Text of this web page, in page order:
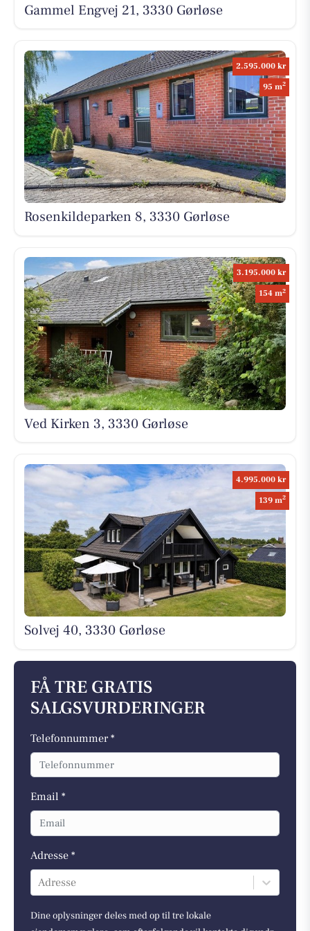
Gammel Engvej 21, 3330 Gørløse
2.595.000 kr
95 m2
Rosenkildeparken 8, 3330 Gørløse
3.195.000 kr
154 m2
Ved Kirken 3, 3330 Gørløse
4.995.000 kr
139 m2
Solvej 40, 3330 Gørløse
FÅ TRE GRATIS
SALGSVURDERINGER
Telefonnummer *
Email *
Adresse *
Adresse
Dine oplysninger deles med op til tre lokale